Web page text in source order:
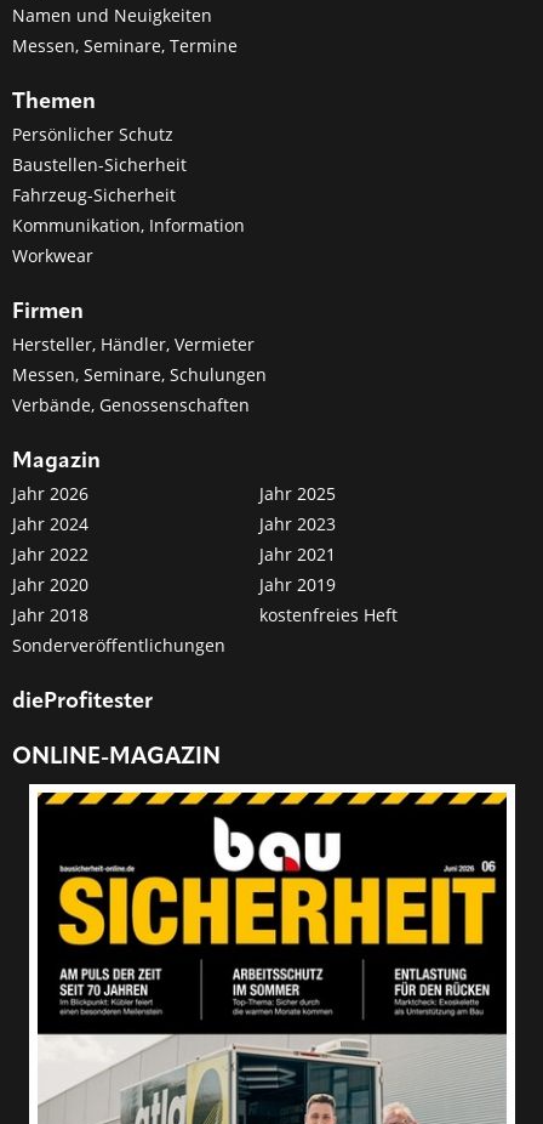
Namen und Neuigkeiten
Messen, Seminare, Termine
Themen
Persönlicher Schutz
Baustellen-Sicherheit
Fahrzeug-Sicherheit
Kommunikation, Information
Workwear
Firmen
Hersteller, Händler, Vermieter
Messen, Seminare, Schulungen
Verbände, Genossenschaften
Magazin
Jahr 2026
Jahr 2025
Jahr 2024
Jahr 2023
Jahr 2022
Jahr 2021
Jahr 2020
Jahr 2019
Jahr 2018
kostenfreies Heft
Sonderveröffentlichungen
dieProfitester
ONLINE-MAGAZIN